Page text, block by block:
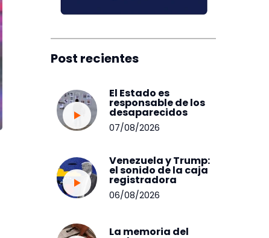
Post recientes
El Estado es
responsable de los
desaparecidos
07/08/2026
Venezuela y Trump:
el sonido de la caja
registradora
06/08/2026
La memoria del